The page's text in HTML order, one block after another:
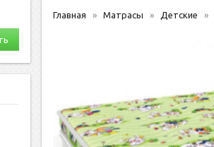
Главная Матрасы Детские